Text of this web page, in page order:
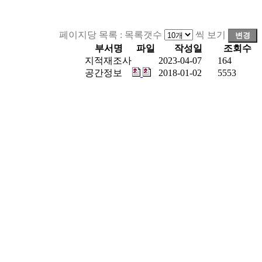
페이지당 목록 : 목록갯수 씩 보기 변경
부서명 파일 작성일
조회수
지적재조사 2023-04-07
164
공간정보 2018-01-02 5553